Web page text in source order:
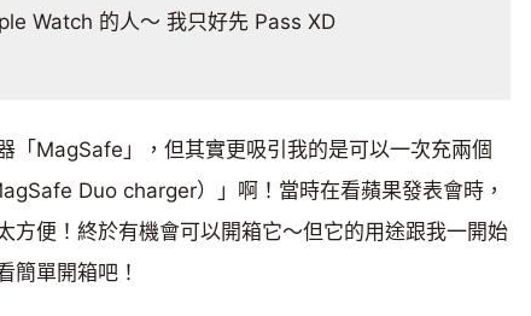
Watch 的人～ 我只好先 Pass XD
「MagSafe」，但其實更吸引我的是可以一次充兩個
Duo charger）」啊！當時在看蘋果發表會時，
方便！終於有機會可以開箱它～但它的用途跟我一開始
簡單開箱吧！